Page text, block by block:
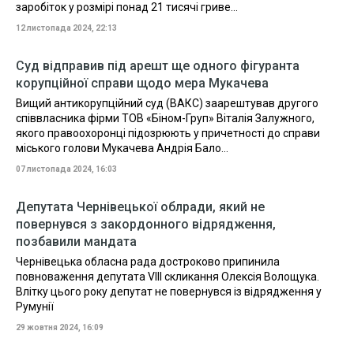
заробіток у розмірі понад 21 тисячі гриве...
12 листопада 2024, 22:13
Суд відправив під арешт ще одного фігуранта
корупційної справи щодо мера Мукачева
Вищий антикорупційний суд (ВАКС) заарештував другого
співвласника фірми ТОВ «Біном-Груп» Віталія Залужного,
якого правоохоронці підозрюють у причетності до справи
міського голови Мукачева Андрія Бало...
07 листопада 2024, 16:03
Депутата Чернівецької облради, який не
повернувся з закордонного відрядження,
позбавили мандата
Чернівецька обласна рада достроково припинила
повноваження депутата VIII скликання Олексія Волощука.
Влітку цього року депутат не повернувся із відрядження у
Румунії
29 жовтня 2024, 16:09